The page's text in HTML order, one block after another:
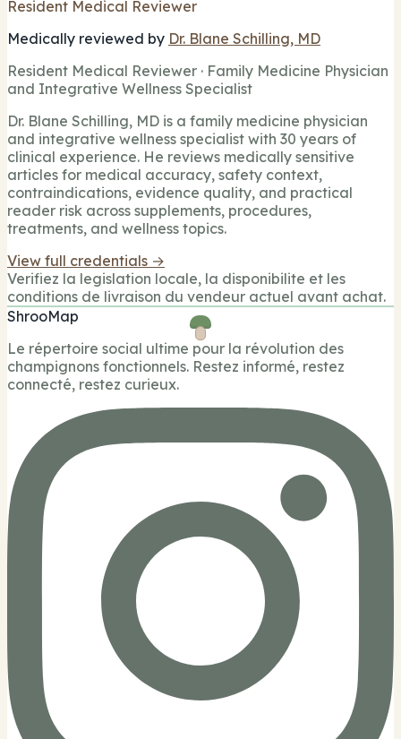
Resident Medical Reviewer
Medically reviewed by Dr. Blane Schilling, MD
Resident Medical Reviewer · Family Medicine Physician
and Integrative Wellness Specialist
Dr. Blane Schilling, MD is a family medicine physician
and integrative wellness specialist with 30 years of
clinical experience. He reviews medically sensitive
articles for medical accuracy, safety context,
contraindications, evidence quality, and practical
reader risk across supplements, procedures,
treatments, and wellness topics.
View full credentials →
Verifiez la legislation locale, la disponibilite et les
conditions de livraison du vendeur actuel avant achat.
ShrooMap
Le répertoire social ultime pour la révolution des
champignons fonctionnels. Restez informé, restez
connecté, restez curieux.